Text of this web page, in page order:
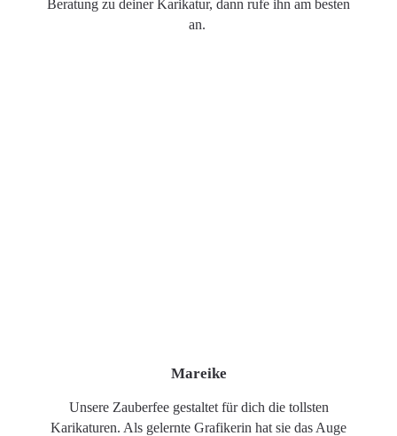
Beratung zu deiner Karikatur, dann rufe ihn am besten
an.
Mareike
Unsere Zauberfee gestaltet für dich die tollsten
Karikaturen. Als gelernte Grafikerin hat sie das Auge